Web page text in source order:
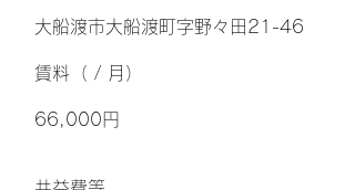
大船渡市大船渡町字野々田21-46
​賃料（ / 月）
66,000円